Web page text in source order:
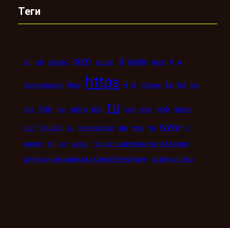
Теги
bb car casino com crucial d daichi dveri fi g
harmoniously html https ii iii iphone kz led les
mig mint mir online pro ru seo sms spb steam
stolf studio su technorosst utp was wi www x
xiaomi xn xxi кухни
продать антиквариат в Москве
скупка антиквариата в Санкт-Петербурге сплит-система